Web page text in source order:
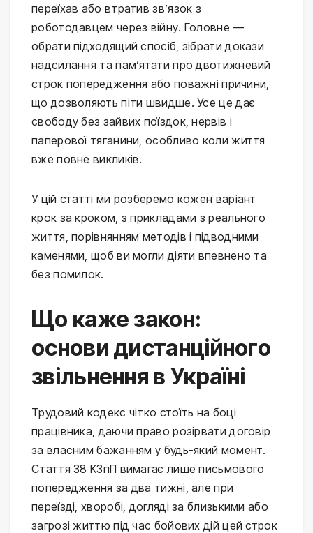
переїхав або втратив зв’язок з
роботодавцем через війну. Головне —
обрати підходящий спосіб, зібрати докази
надсилання та пам’ятати про двотижневий
строк попередження або поважні причини,
що дозволяють піти швидше. Усе це дає
свободу без зайвих поїздок, нервів і
паперової тяганини, особливо коли життя
вже повне викликів.
У цій статті ми розберемо кожен варіант
крок за кроком, з прикладами з реального
життя, порівнянням методів і підводними
каменями, щоб ви могли діяти впевнено та
без помилок.
Що каже закон:
основи дистанційного
звільнення в Україні
Трудовий кодекс чітко стоїть на боці
працівника, даючи право розірвати договір
за власним бажанням у будь-який момент.
Стаття 38 КЗпП вимагає лише письмового
попередження за два тижні, але при
переїзді, хворобі, догляді за близькими або
загрозі життю під час бойових дій цей строк